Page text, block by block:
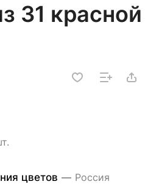
31 красной
цветов — Россия